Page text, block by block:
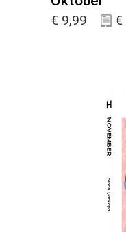
€ 9,99 €